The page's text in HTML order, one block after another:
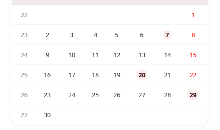
22 1
23 2 3 4 5 6 7 8
24 9 10 11 12 13 14 15
25 16 17 18 19 20 21 22
26 23 24 25 26 27 28 29
27 30